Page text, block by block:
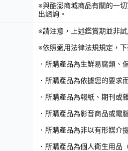
※與酷澎商城商品有關的一
出諮詢。
※請注意，上述鑑賞期並非試
※依照適用法律法規規定，
．所購產品為生鮮易腐類、
．所購產品為依據您的要求
．所購產品為報紙、期刊或
．所購產品為影音商品或電
．所購產品為非以有形媒
．所購產品為個人衛生用品